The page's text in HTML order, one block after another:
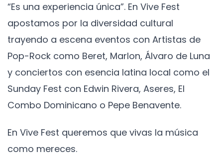
“Es una experiencia única”. En Vive Fest
apostamos por la diversidad cultural
trayendo a escena eventos con Artistas de
Pop-Rock como Beret, Marlon, Álvaro de Luna
y conciertos con esencia latina local como el
Sunday Fest con Edwin Rivera, Aseres, El
Combo Dominicano o Pepe Benavente.
En Vive Fest queremos que vivas la música
como mereces.